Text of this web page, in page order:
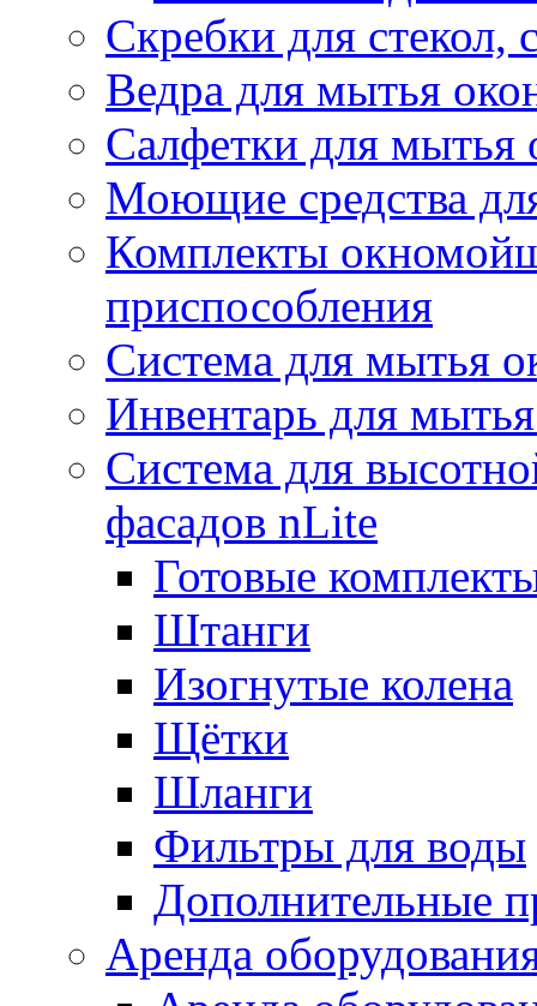
Скребки для стекол,
Ведра для мытья
Салфетки для мытья
Моющие средства
Комплекты
приспособления
Система для мытья
Инвентарь для
Система для
фасадов nLite
Готовые
Штанги
Изогнутые колена
Щётки
Шланги
Фильтры для воды
Дополнительные
Аренда